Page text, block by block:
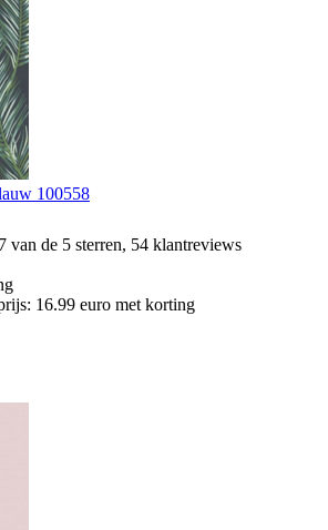
100558
van de 5 sterren, 54 klantreviews
16.99 euro met korting